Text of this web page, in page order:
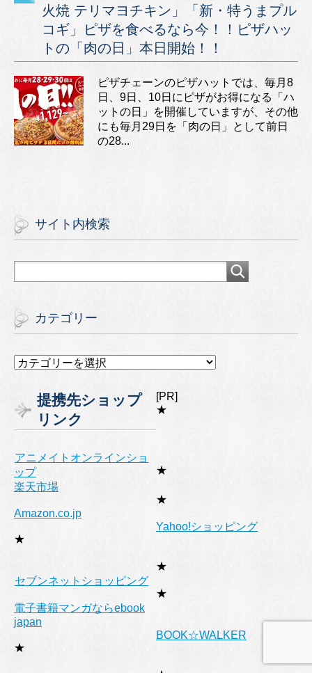
火焼 テリマヨチキン」「新・特うまプル
コギ」ピザを食べるなら今！！ピザハッ
トの「肉の日」本日開始！！
ピザチェーンのピザハットでは、毎月8
日、9日、10日にピザがお得になる「ハ
ットの日」を開催していますが、その他
にも毎月29日を「肉の日」として前日
の28...
サイト内検索
カテゴリー
カ
リ
ー
提携先ショップ
リンク
[PR]
★
アニメイトオンラインショ
ップ
★
楽天市場
★
Amazon.co.jp
★
Yahoo!ショッピング
★
セブンネットショッピング
★
電子書籍マンガならebook
japan
★
BOOK☆WALKER